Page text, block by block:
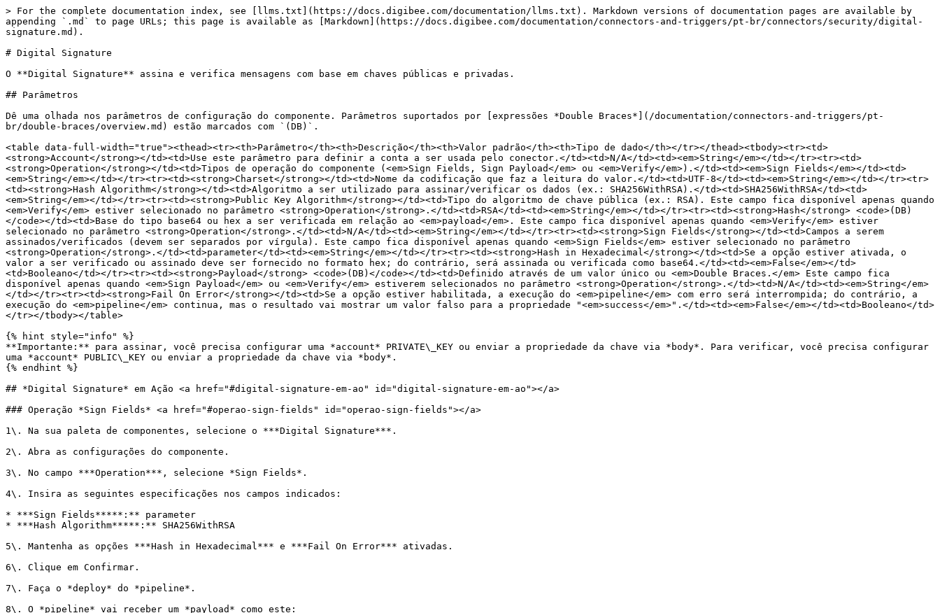
> For the complete documentation index, see [llms.txt](https://docs.digibee.com/documentation/llms.txt). Markdown versions of documentation pages are available by
appending `.md` to page URLs; this page is available as [Markdown](https://docs.digibee.com/documentation/connectors-and-triggers/pt-br/connectors/security/digital-
signature.md).
# Digital Signature
O **Digital Signature** assina e verifica mensagens com base em chaves públicas e privadas.
## Parâmetros
Dê uma olhada nos parâmetros de configuração do componente. Parâmetros suportados por [expressões *Double Braces*](/documentation/connectors-and-triggers/pt-
br/double-braces/overview.md) estão marcados com `(DB)`.
<table data-full-width="true"><thead><tr><th>Parâmetro</th><th>Descrição</th><th>Valor padrão</th><th>Tipo de dado</th></tr></thead><tbody><tr><td>
<strong>Account</strong></td><td>Use este parâmetro para definir a conta a ser usada pelo conector.</td><td>N/A</td><td><em>String</em></td></tr><tr><td>
<strong>Operation</strong></td><td>Tipos de operação do componente (<em>Sign Fields, Sign Payload</em> ou <em>Verify</em>).</td><td><em>Sign Fields</em></td><td>
<em>String</em></td></tr><tr><td><strong>Charset</strong></td><td>Nome da codificação que faz a leitura do valor.</td><td>UTF-8</td><td><em>String</em></td></tr><tr>
<td><strong>Hash Algorithm</strong></td><td>Algoritmo a ser utilizado para assinar/verificar os dados (ex.: SHA256WithRSA).</td><td>SHA256WithRSA</td><td>
<em>String</em></td></tr><tr><td><strong>Public Key Algorithm</strong></td><td>Tipo do algoritmo de chave pública (ex.: RSA). Este campo fica disponível apenas quando
<em>Verify</em> estiver selecionado no parâmetro <strong>Operation</strong>.</td><td>RSA</td><td><em>String</em></td></tr><tr><td><strong>Hash</strong> <code>(DB)
</code></td><td>Base do tipo base64 ou hex a ser verificada em relação ao <em>payload</em>. Este campo fica disponível apenas quando <em>Verify</em> estiver
selecionado no parâmetro <strong>Operation</strong>.</td><td>N/A</td><td><em>String</em></td></tr><tr><td><strong>Sign Fields</strong></td><td>Campos a serem
assinados/verificados (devem ser separados por vírgula). Este campo fica disponível apenas quando <em>Sign Fields</em> estiver selecionado no parâmetro
<strong>Operation</strong>.</td><td>parameter</td><td><em>String</em></td></tr><tr><td><strong>Hash in Hexadecimal</strong></td><td>Se a opção estiver ativada, o
valor a ser verificado ou assinado deve ser fornecido no formato hex; do contrário, será assinada ou verificada como base64.</td><td><em>False</em></td>
<td>Booleano</td></tr><tr><td><strong>Payload</strong> <code>(DB)</code></td><td>Definido através de um valor único ou <em>Double Braces.</em> Este campo fica
disponível apenas quando <em>Sign Payload</em> ou <em>Verify</em> estiverem selecionados no parâmetro <strong>Operation</strong>.</td><td>N/A</td><td><em>String</em>
</td></tr><tr><td><strong>Fail On Error</strong></td><td>Se a opção estiver habilitada, a execução do <em>pipeline</em> com erro será interrompida; do contrário, a
execução do <em>pipeline</em> continua, mas o resultado vai mostrar um valor falso para a propriedade "<em>success</em>".</td><td><em>False</em></td><td>Booleano</td>
</tr></tbody></table>
{% hint style="info" %}
**Importante:** para assinar, você precisa configurar uma *account* PRIVATE\_KEY ou enviar a propriedade da chave via *body*. Para verificar, você precisa configurar
uma *account* PUBLIC\_KEY ou enviar a propriedade da chave via *body*.
{% endhint %}
## *Digital Signature* em Ação <a href="#digital-signature-em-ao" id="digital-signature-em-ao"></a>
### Operação *Sign Fields* <a href="#operao-sign-fields" id="operao-sign-fields"></a>
1\. Na sua paleta de componentes, selecione o ***Digital Signature***.
2\. Abra as configurações do componente.
3\. No campo ***Operation***, selecione *Sign Fields*.
4\. Insira as seguintes especificações nos campos indicados:
* ***Sign Fields*****:** parameter
* ***Hash Algorithm*****:** SHA256WithRSA
5\. Mantenha as opções ***Hash in Hexadecimal*** e ***Fail On Error*** ativadas.
6\. Clique em Confirmar.
7\. Faça o *deploy* do *pipeline*.
8\. O *pipeline* vai receber um *payload* como este: